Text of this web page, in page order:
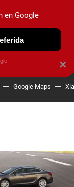
Google Maps
×
en Google